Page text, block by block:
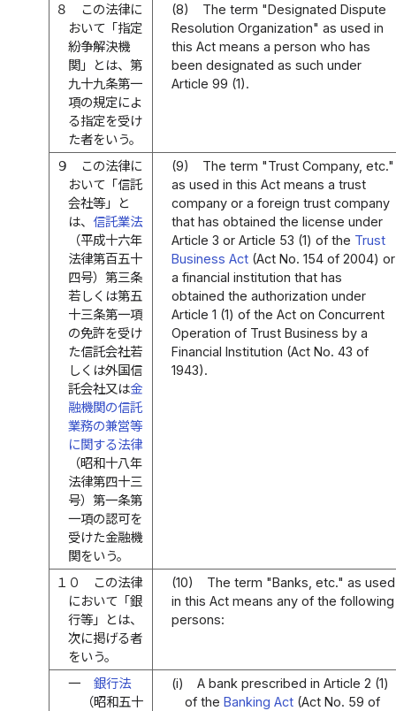
８
この法律に
おいて「指定
紛争解決機
関」とは、第
九十九条第一
項の規定によ
る指定を受け
た者をいう。
(8)
The term "Designated Dispute
Resolution Organization" as used in
this Act means a person who has
been designated as such under
Article 99 (1).
９
この法律に
おいて「信託
会社等」と
は、 信託業法
（平成十六年
法律第百五十
四号）第三条
若しくは第五
十三条第一項
の免許を受け
た信託会社若
しくは外国信
託会社又は金
融機関の信託
業務の兼営等
に関する法律
（昭和十八年
法律第四十三
号）第一条第
一項の認可を
受けた金融機
関をいう。
(9)
The term "Trust Company, etc."
as used in this Act means a trust
company or a foreign trust company
that has obtained the license under
Article 3 or Article 53 (1) of the Trust
Business Act (Act No. 154 of 2004) or
a financial institution that has
obtained the authorization under
Article 1 (1) of the Act on Concurrent
Operation of Trust Business by a
Financial Institution (Act No. 43 of
1943).
１０
この法律
において「銀
行等」とは、
次に掲げる者
をいう。
(10)
The term "Banks, etc." as used
in this Act means any of the following
persons:
一
銀行法
（昭和五十
(i)
A bank prescribed in Article 2 (1)
of the Banking Act(Act No. 59 of